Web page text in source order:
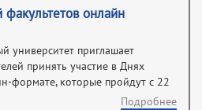
онлайн
университет приглашает
принять участие в Днях
формате, которые пройдут с 22
Подробнее